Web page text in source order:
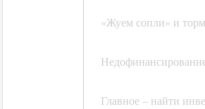
«Жуем сопли» и
Главное – найти